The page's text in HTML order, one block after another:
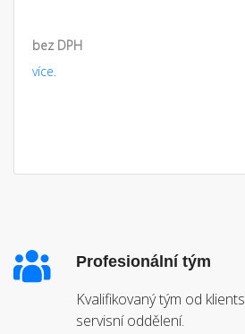
bez DPH
více.
Profesionální tým
Kvalifikovaný tým od
servisní oddělení.